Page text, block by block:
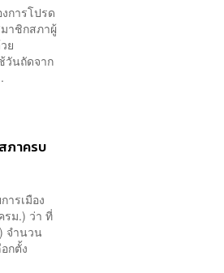
การโปรด
าชิกสภาผู้
ย
วันถัดจาก
ภาครบ
รเมือง
ม.) ว่า ที่
จำนวน
กตั้ง